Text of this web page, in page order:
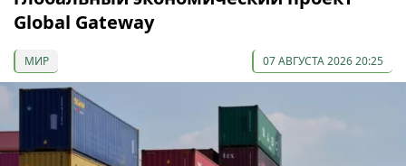
Global Gateway
МИР 07 АВГУСТА 2026 20:25